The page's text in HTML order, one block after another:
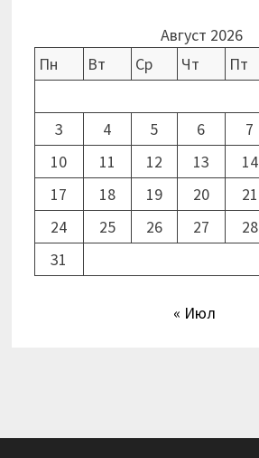
Август 2026
Пн
Вт Ср Чт Пт
3
4 5 6 7
10
11 12 13 14
17
18 19 20 21
24
25 26 27 28
31
« Июл